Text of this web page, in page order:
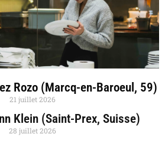
Rozo (Marcq-en-Baroeul, 59)
21 juillet 2026
Klein (Saint-Prex, Suisse)
28 juillet 2026